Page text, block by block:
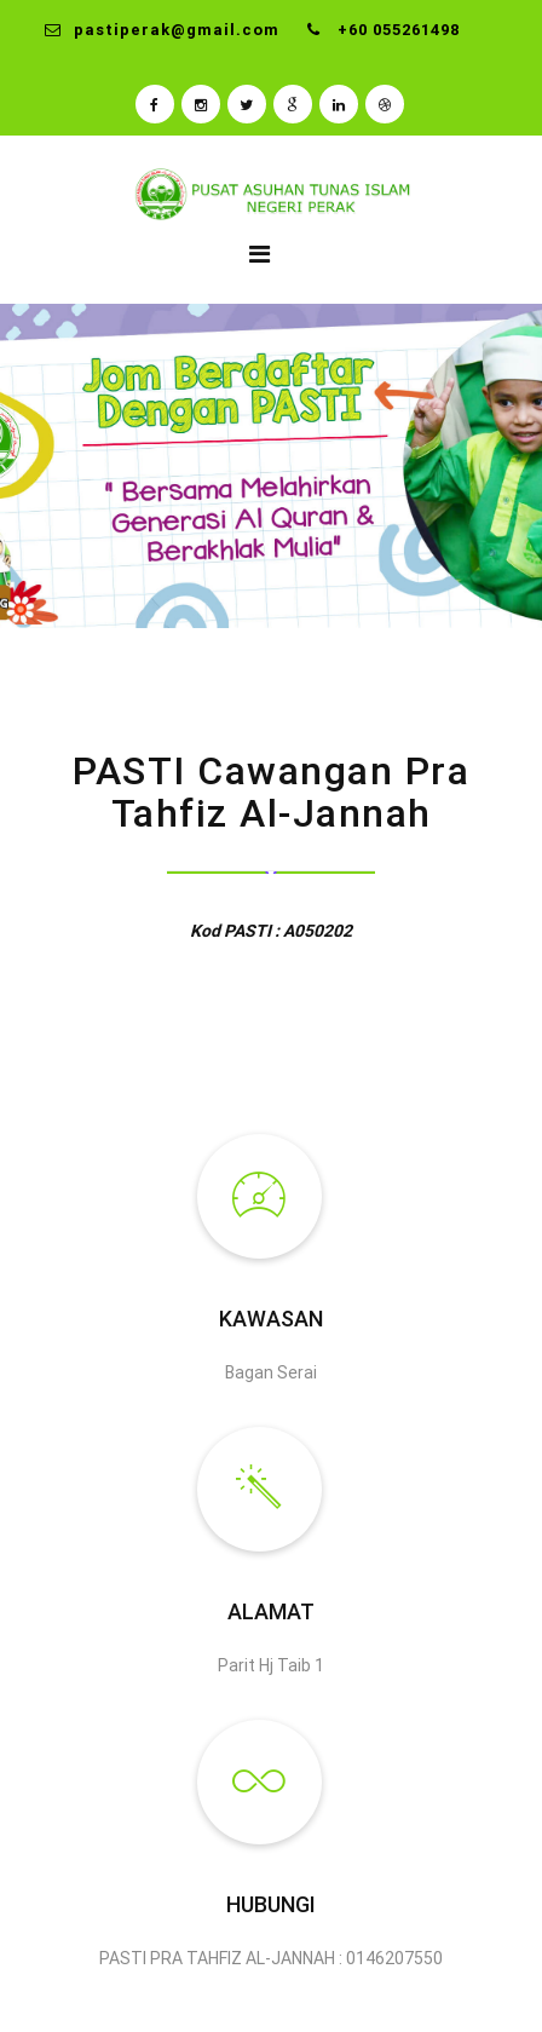
pastiperak@gmail.com +60 055261498
PASTI Cawangan Pra
Tahfiz Al-Jannah
Kod PASTI : A050202
KAWASAN
Bagan Serai
ALAMAT
Parit Hj Taib 1
HUBUNGI
PASTI PRA TAHFIZ AL-JANNAH : 0146207550